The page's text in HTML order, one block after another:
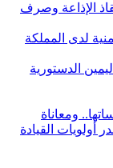
الإذاعة وصرف
لدى المملكة
الدستورية
ومعاناة
أولويات القيادة